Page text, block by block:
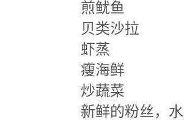
煎鱿鱼
贝类沙拉
虾蒸
瘦海鲜
炒蔬菜
新鲜的粉丝，